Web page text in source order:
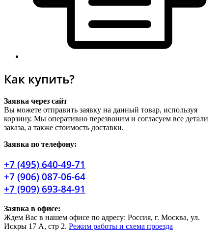
Как купить?
Заявка через сайт
Вы можете отправить заявку на данный товар, используя
корзину. Мы оперативно перезвоним и согласуем все детали
заказа, а также стоимость доставки.
Заявка по телефону:
+7 (495) 640-49-71
+7 (906) 087-06-64
+7 (909) 693-84-91
Заявка в офисе:
Ждем Вас в нашем офисе по адресу: Россия, г. Москва, ул.
Искры 17 А, стр 2. Режим работы и схема проезда